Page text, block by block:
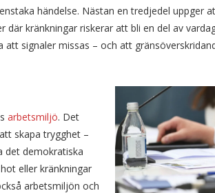
händelse. Nästan en tredjedel uppger
där kränkningar riskerar att bli en del av
att signaler missas – och att
arbetsmiljö. Det
skapa trygghet –
det demokratiska
eller kränkningar
arbetsmiljön och